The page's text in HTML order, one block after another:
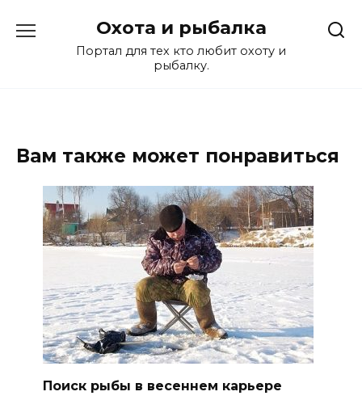
содержанию
Охота и рыбалка
Портал для тех кто любит охоту и
рыбалку.
Вам также может понравиться
Поиск рыбы в весеннем карьере